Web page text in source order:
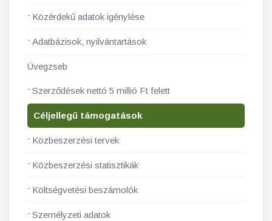
Közérdekű adatok igénylése
Adatbázisok, nyilvántartások
Üvegzseb
Szerződések nettó 5 millió Ft felett
Céljellegű támogatások
Közbeszerzési tervek
Közbeszerzési statisztikák
Költségvetési beszámolók
Személyzeti adatok